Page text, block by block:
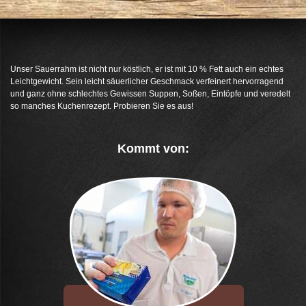
Unser Sauerrahm ist nicht nur köstlich, er ist mit 10 % Fett auch ein echtes
Leichtgewicht. Sein leicht säuerlicher Geschmack verfeinert hervorragend
und ganz ohne schlechtes Gewissen Suppen, Soßen, Eintöpfe und veredelt
so manches Kuchenrezept. Probieren Sie es aus!
Kommt von: